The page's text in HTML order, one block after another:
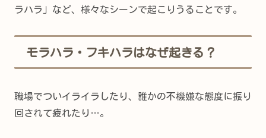
ラハラ」など、様々なシーンで起こりうることです。
モラハラ・フキハラはなぜ起きる？
職場でついイライラしたり、誰かの不機嫌な態度に振り
回されて疲れたり…。